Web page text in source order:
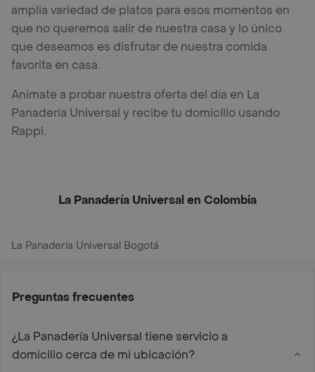
amplia variedad de platos para esos momentos en
que no queremos salir de nuestra casa y lo único
que deseamos es disfrutar de nuestra comida
favorita en casa.
Anímate a probar nuestra oferta del día en La
Panadería Universal y recibe tu domicilio usando
Rappi.
La Panadería Universal en Colombia
La Panadería Universal Bogotá
Preguntas frecuentes
¿La Panadería Universal tiene servicio a
domicilio cerca de mi ubicación?